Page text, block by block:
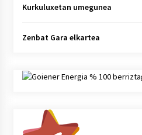
Kurkuluxetan umegunea
Zenbat Gara elkartea